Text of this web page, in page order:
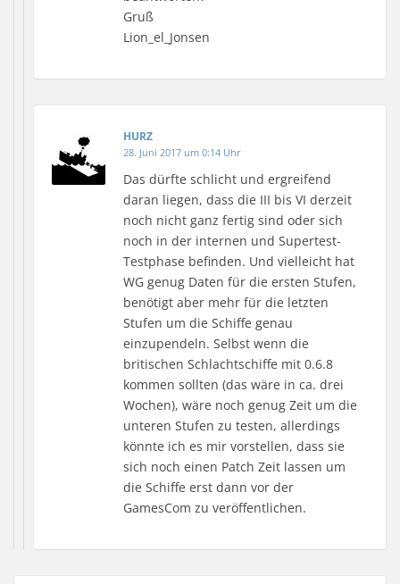
Gruß
Lion_el_Jonsen
HURZ
28. Juni 2017 um 0:14 Uhr
Das dürfte schlicht und ergreifend
daran liegen, dass die III bis VI derzeit
noch nicht ganz fertig sind oder sich
noch in der internen und Supertest-
Testphase befinden. Und vielleicht hat
WG genug Daten für die ersten Stufen,
benötigt aber mehr für die letzten
Stufen um die Schiffe genau
einzupendeln. Selbst wenn die
britischen Schlachtschiffe mit 0.6.8
kommen sollten (das wäre in ca. drei
Wochen), wäre noch genug Zeit um die
unteren Stufen zu testen, allerdings
könnte ich es mir vorstellen, dass sie
sich noch einen Patch Zeit lassen um
die Schiffe erst dann vor der
GamesCom zu veröffentlichen.